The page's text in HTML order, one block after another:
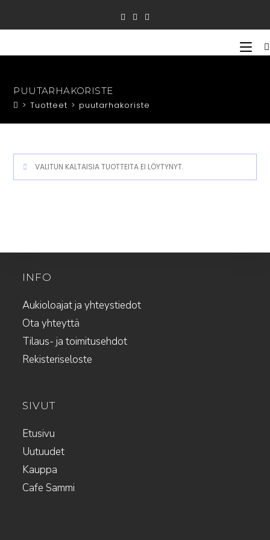
PUUTARHAKORISTE
> Tuotteet > puutarhakoriste
VALITUN KALTAISIA TUOTTEITA EI LÖYTYNYT.
INFO
Aukioloajat ja yhteystiedot
Ota yhteyttä
Tilaus- ja toimitusehdot
Rekisteriseloste
SIVUT
Etusivu
Uutuudet
Kauppa
Cafe Sammi